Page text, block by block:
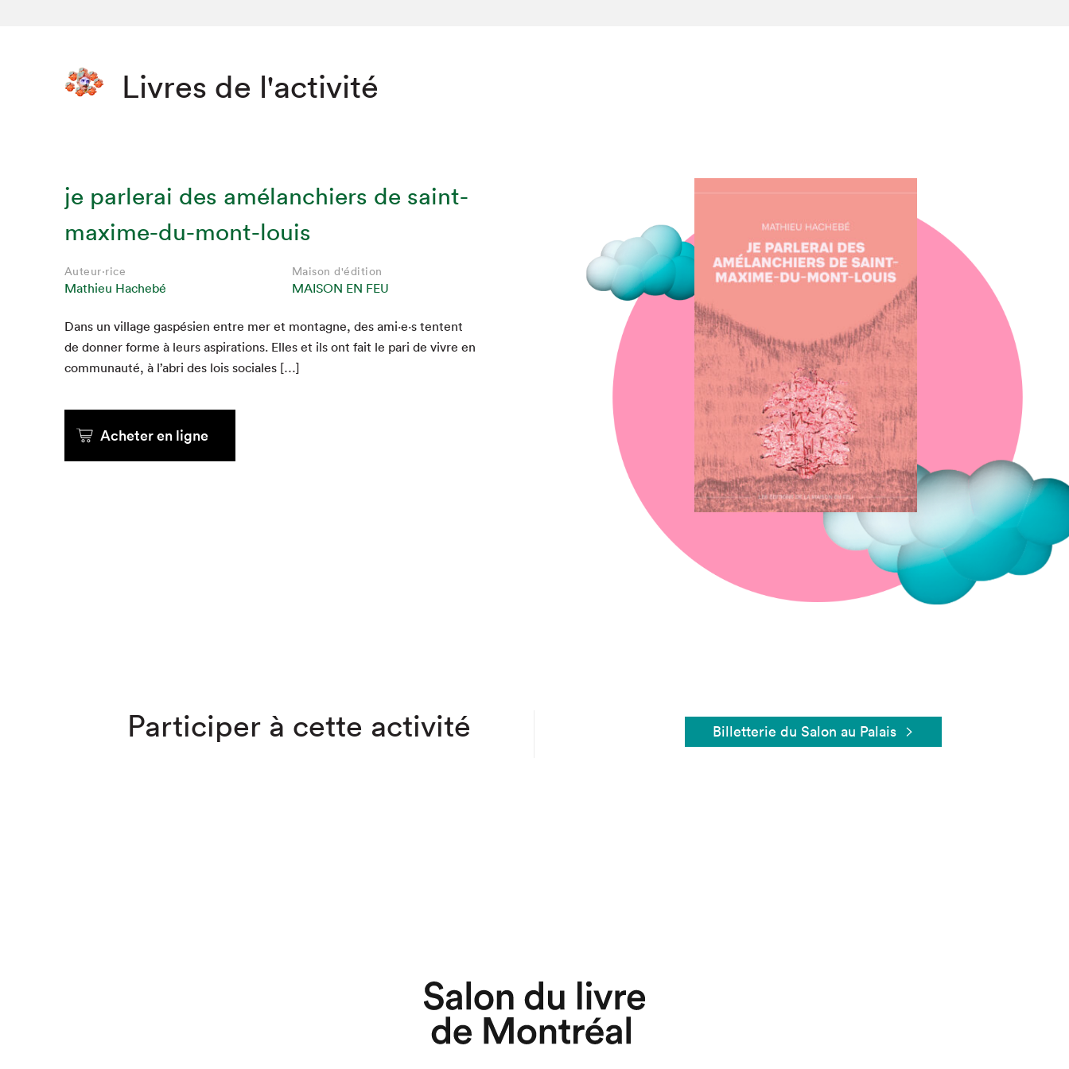
Que cherchez-vous?
Livres de l'activité
je parlerai des amélanchiers de saint-
maxime-du-mont-louis
Auteur·rice
Mathieu Hachebé
Maison d'édition
MAISON EN FEU
Dans un vil­lage gaspésien entre mer et mon­tagne, des ami·e·s ten­tent
de don­ner forme à leurs aspi­ra­tions. Elles et ils ont fait le pari de vivre en
com­mu­nauté, à l’abri des lois sociales […]
Acheter en ligne
Participer à cette activité Billetterie du Salon au Palais